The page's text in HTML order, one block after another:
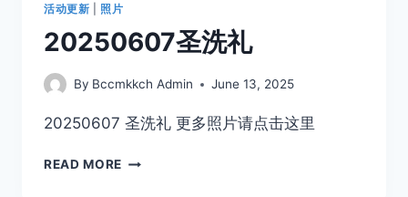
活动更新 照片
20250607圣洗礼
By Bccmkkch Admin June 13, 2025
20250607 圣洗礼 更多照片请点击这里
READ MORE